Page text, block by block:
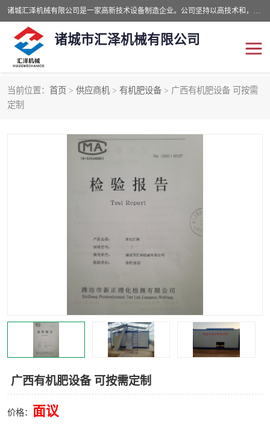
诸城汇泽机械有限公司是一家高新技术设备制造企业。公司坚持以高技术和，高服务于用户，以的环保机械制造设备赢的用户的信赖。现在主要生产死亡畜禽无害化处理和立式和卧式有机肥设备，搅拌机，烘干机，高温发酵机等。污水处理设备，固液分离机。气浮机，化制机等。公司秉承品质，用户至上，科技创新的经营理。
诸城市汇泽机械有限公司
当前位置： 首页 > 供应商机 > 有机肥设备 > 广西有机肥设备 可按需
定制
广西有机肥设备 可按需定制
价格： 面议
发酵设备
鸡粪发酵机 有机肥设备
纳米膜好氧发酵堆肥机
纳米膜发酵
分子膜堆肥仓
分子膜发酵堆肥设备